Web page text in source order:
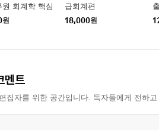
원 회계학 핵심
집
원
급회계편
18,000원
멘트
집자를 위한 공간입니다. 독자들에게 전하